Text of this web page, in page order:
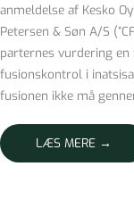
anmeldelse af Kesko
Petersen & Søn A/S
parternes vurdering
fusionskontrol i
fusionen ikke må
LÆS MERE →